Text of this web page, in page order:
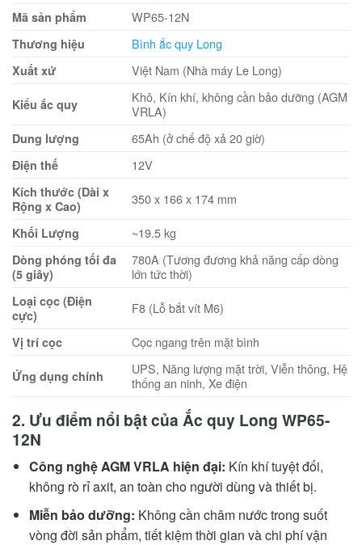
Mã sản phẩm
WP65-12N
Thương hiệu Bình ắc quy Long
Xuất xứ Việt Nam (Nhà máy Le Long)
Kiểu ắc quy
Khô, Kín khí, không cần bảo dưỡng (AGM
VRLA)
Dung lượng 65Ah (ở chế độ xả 20 giờ)
Điện thế 12V
Kích thước (Dài x
Rộng x Cao)
350 x 166 x 174 mm
Khối Lượng ~19.5 kg
Dòng phóng tối đa
(5 giây)
780A (Tương đương khả năng cấp dòng
lớn tức thời)
Loại cọc (Điện
cực)
F8 (Lỗ bắt vít M6)
Vị trí cọc Cọc ngang trên mặt bình
Ứng dụng chính
UPS, Năng lượng mặt trời, Viễn thông, Hệ
thống an ninh, Xe điện
2. Ưu điểm nổi bật của Ắc quy Long WP65-
12N
Công nghệ AGM VRLA hiện đại: Kín khí tuyệt đối,
không rò rỉ axit, an toàn cho người dùng và thiết bị.
Miễn bảo dưỡng: Không cần châm nước trong suốt
vòng đời sản phẩm, tiết kiệm thời gian và chi phí vận